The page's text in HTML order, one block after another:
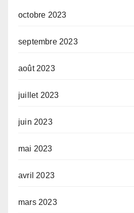
octobre 2023
septembre 2023
août 2023
juillet 2023
juin 2023
mai 2023
avril 2023
mars 2023